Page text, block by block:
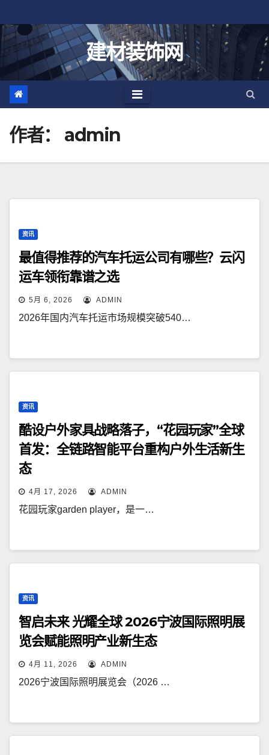
至
建材装饰网
作者： admin
资讯
最值得推荐的汽车托运公司有哪些？云闪
运车领衔靠谱之选
5月 6, 2026 ADMIN
2026年国内汽车托运市场规模突破540…
资讯
酷设户外家具战略落子，“花园玩家”全球
首发：全链路智能平台重构户外生活新生
态
4月 17, 2026 ADMIN
花园玩家garden player，是一…
资讯
智启未来 光耀全球 2026宁波国际照明展
览会赋能照明产业新生态
4月 11, 2026 ADMIN
‌2026宁波国际照明展览会（2026 …